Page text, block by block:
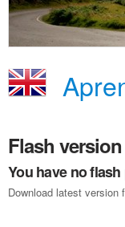
Flash
You have no
Download latest version